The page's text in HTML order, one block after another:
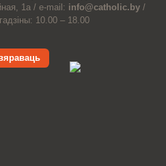
1а / e-mail: info@catholic.by /
10.00 – 18.00